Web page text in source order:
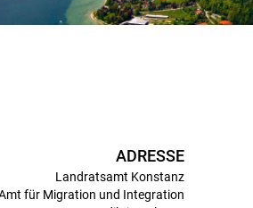
ADRESSE
Landratsamt Konstanz
für Migration und Integration